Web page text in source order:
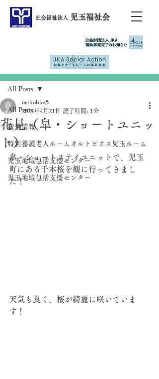
社会福祉法人 児玉福祉会
All Posts
新着情報
特別養護老人ホームオルトビオス児玉ホーム
児玉地域包括支援センター
児玉地域包括支援センター
All Posts
花見（皐・ショートユニッ
ト）
orthobios5
2024年4月21日 読了時間: 1分
皐・ショートステイユニットで、児玉
町にある千本桜を観に行ってきまし
た！
天気も良く、桜が綺麗に咲いていま
す！